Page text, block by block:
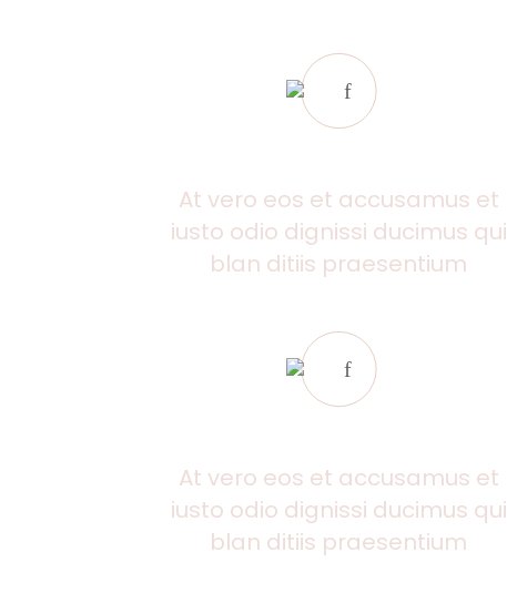
At vero eos et accusamus et
iusto odio dignissi ducimus qui
blan ditiis praesentium
At vero eos et accusamus et
iusto odio dignissi ducimus qui
blan ditiis praesentium